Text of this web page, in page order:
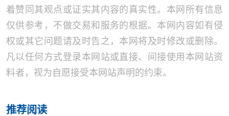
着赞同其观点或证实其内容的真实性。本网所有信息
仅供参考，不做交易和服务的根据。本网内容如有侵
权或其它问题请及时告之，本网将及时修改或删除。
凡以任何方式登录本网站或直接、间接使用本网站资
料者，视为自愿接受本网站声明的约束。
推荐阅读